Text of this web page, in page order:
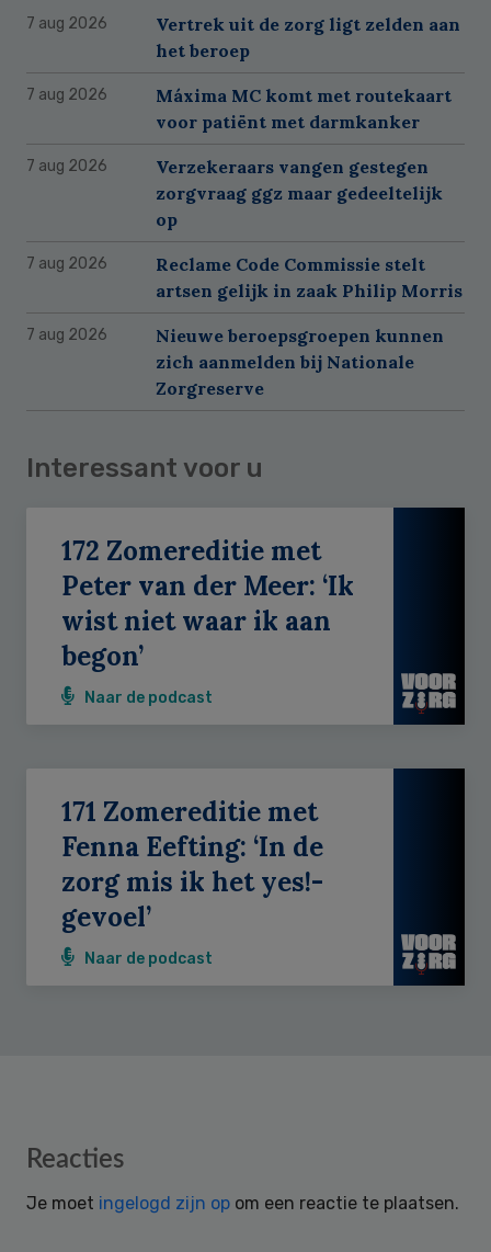
7 aug 2026
Vertrek uit de zorg ligt zelden aan
het beroep
7 aug 2026
Máxima MC komt met routekaart
voor patiënt met darmkanker
7 aug 2026
Verzekeraars vangen gestegen
zorgvraag ggz maar gedeeltelijk
op
7 aug 2026
Reclame Code Commissie stelt
artsen gelijk in zaak Philip Morris
7 aug 2026
Nieuwe beroepsgroepen kunnen
zich aanmelden bij Nationale
Zorgreserve
Interessant voor u
172 Zomereditie met
Peter van der Meer: ‘Ik
wist niet waar ik aan
begon’
Naar de podcast
171 Zomereditie met
Fenna Eefting: ‘In de
zorg mis ik het yes!-
gevoel’
Naar de podcast
Reader
Reacties
Je moet ingelogd zijn op om een reactie te plaatsen.